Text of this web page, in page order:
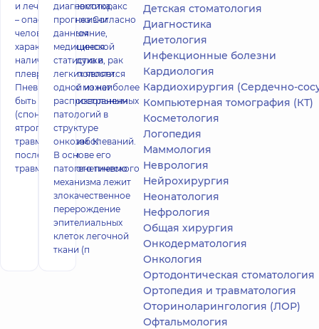
и лечение Пневмоторакс
– опасное для жизни
человека состояние,
характеризующееся
наличием воздуха в
плевральной полости.
Пневмоторакс может
быть самопроизвольным
(спонтанным),
ятрогенным и
травматическим. К
последствиям
травматического пневмо
диагностика,
прогноз Согласно
данным
медицинской
статистики, рак
легких является
одной из наиболее
распространенных
патологий в
структуре
онкозаболеваний.
В основе его
патогенетического
механизма лежит
злокачественное
перерождение
эпителиальных
клеток легочной
ткани (п
Детская стоматология
Диагностика
Диетология
Инфекционные болезни
Кардиология
Кардиохирургия (Сердечно-сосудистая
Компьютерная томография (КТ)
Косметология
Логопедия
Маммология
Неврология
Нейрохирургия
Неонатология
Нефрология
Общая хирургия
Онкодерматология
Онкология
Ортодонтическая стоматология
Ортопедия и травматология
Оториноларингология (ЛОР)
Офтальмология